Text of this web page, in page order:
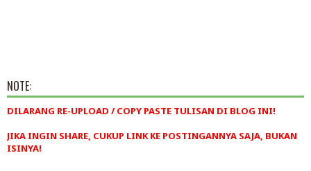
NOTE:
DILARANG RE-UPLOAD / COPY PASTE TULISAN DI BLOG INI!
JIKA INGIN SHARE, CUKUP LINK KE POSTINGANNYA SAJA, BUKAN
ISINYA!